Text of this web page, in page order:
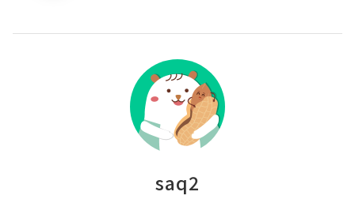
saq2